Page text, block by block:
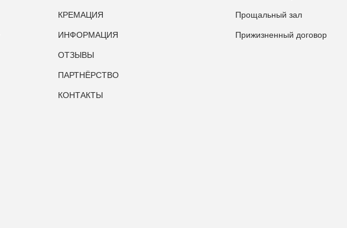
КРЕМАЦИЯ
ИНФОРМАЦИЯ
ОТЗЫВЫ
ПАРТНЁРСТВО
КОНТАКТЫ
Прощальный зал
Прижизненный договор